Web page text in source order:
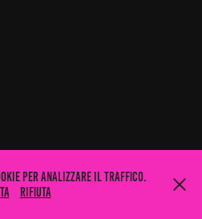
per analizzare il traffico.
Rifiuta